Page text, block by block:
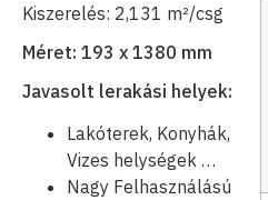
Kiszerelés: 2,131 m²/csg
Méret: 193 x 1380 mm
Javasolt lerakási helyek:
Lakóterek, Konyhák,
Vizes helységek …
Nagy Felhasználású